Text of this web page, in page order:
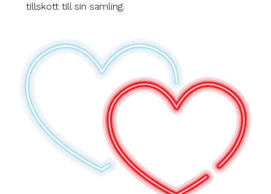
tillskott till sin samling.